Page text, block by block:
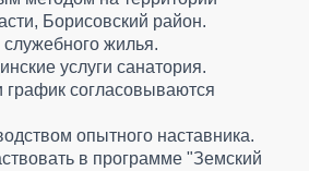
Борисовский район.
жилья.
услуги санатория.
согласовываются
опытного наставника.
в программе "Земский